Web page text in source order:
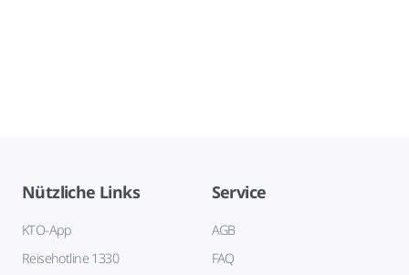
Nützliche Links
KTO-App
Reisehotline 1330
Service
AGB
FAQ